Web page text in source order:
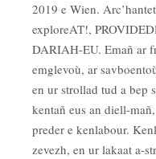
2019 e Wien.
exploreAT!,
DARIAH-EU. Emañ ar
emglevoù, ar
en ur strollad tud a bep
kentañ eus an diell-
preder e kenlabour.
zevezh, en ur lakaat a-